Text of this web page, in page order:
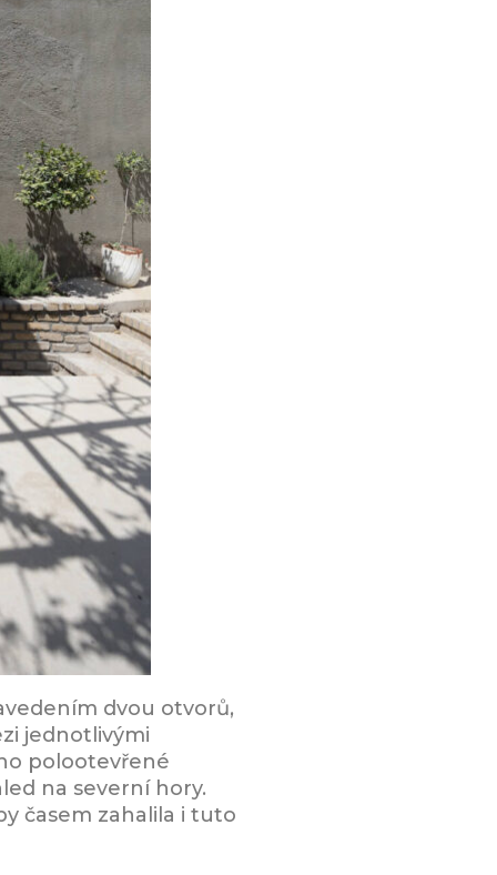
dvou otvorů,
jednotlivými
polootevřené
na severní hory.
časem zahalila i tuto